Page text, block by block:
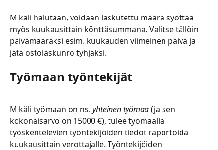
Mikäli halutaan, voidaan laskutettu määrä syöttää
myös kuukausittain könttäsummana. Valitse tällöin
päivämääräksi esim. kuukauden viimeinen päivä ja
jätä ostolaskunro tyhjäksi.
Työmaan työntekijät
Mikäli työmaan on ns. yhteinen työmaa (ja sen
kokonaisarvo on 15000 €), tulee työmaalla
työskentelevien työntekijöiden tiedot raportoida
kuukausittain verottajalle. Työntekijöiden